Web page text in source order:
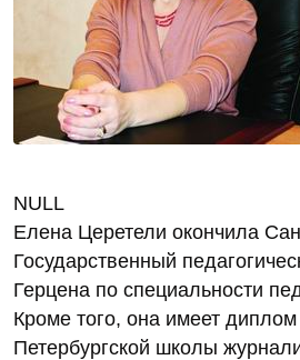
NULL
Елена Церетели окончила
Государственный
Герцена по специальности
Кроме того, она имеет
Петербургской школы